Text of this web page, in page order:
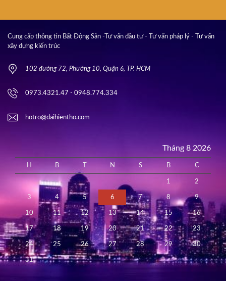
Cung cấp thông tin Bất Động Sản -Tư vấn đầu tư - Tư vấn pháp lý - Tư vấn
xây dựng kiến trúc
102 đường 72, Phường 10, Quận 6, TP. HCM
0973.4321.47 - 0948.774.334
hotro@daihientho.com
Tháng 8 2026
H B N S B C
1 2
3 4 5 6 7 8 9
10 11 12 13 14 15 16
17 18 19 20 21 22 23
24 25 26 27 28 29 30
31